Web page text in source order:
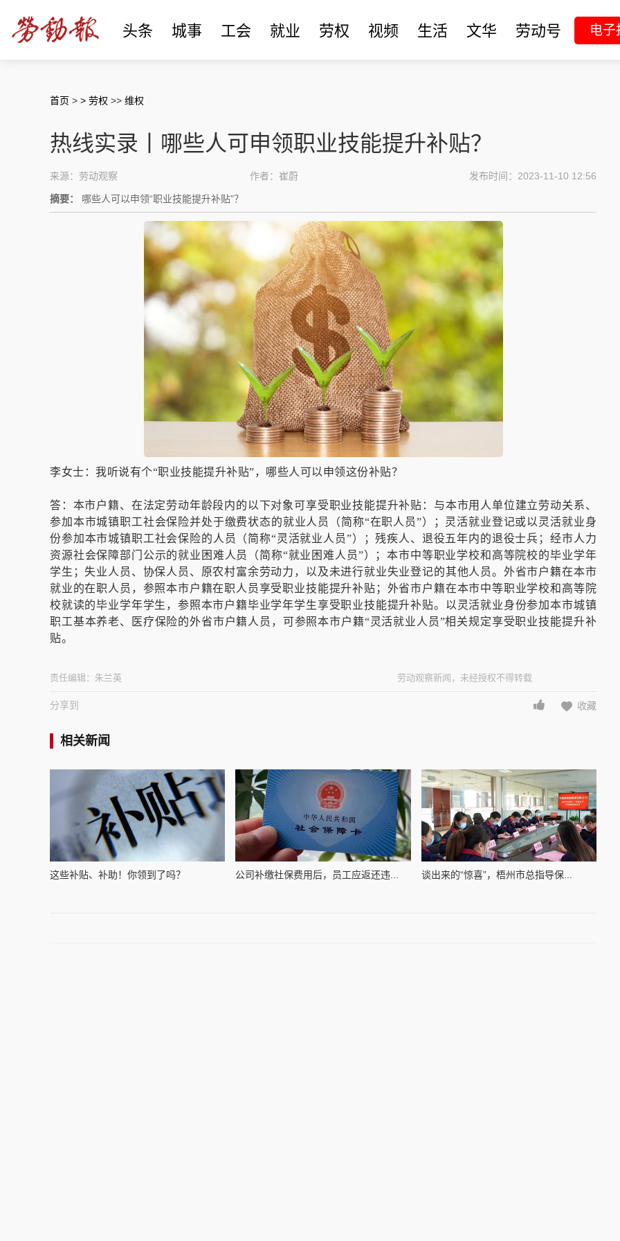
头条 城事 工会 就业 劳权 视频 生活 文华 劳动号 电子
首页 > > 劳权 >> 维权
热线实录丨哪些人可申领职业技能提升补贴？
来源：劳动观察 作者：崔蔚 发布时间：2023-11-10 12:56
摘要： 哪些人可以申领“职业技能提升补贴”？
李女士：我听说有个“职业技能提升补贴”，哪些人可以申领这份补贴？
答：本市户籍、在法定劳动年龄段内的以下对象可享受职业技能提升补贴：与本市用人单位建立劳动关系、
参加本市城镇职工社会保险并处于缴费状态的就业人员（简称“在职人员”）；灵活就业登记或以灵活就业身
份参加本市城镇职工社会保险的人员（简称“灵活就业人员”）；残疾人、退役五年内的退役士兵；经市人力
资源社会保障部门公示的就业困难人员（简称“就业困难人员”）；本市中等职业学校和高等院校的毕业学年
学生；失业人员、协保人员、原农村富余劳动力，以及未进行就业失业登记的其他人员。外省市户籍在本市
就业的在职人员，参照本市户籍在职人员享受职业技能提升补贴；外省市户籍在本市中等职业学校和高等院
校就读的毕业学年学生，参照本市户籍毕业学年学生享受职业技能提升补贴。以灵活就业身份参加本市城镇
职工基本养老、医疗保险的外省市户籍人员，可参照本市户籍“灵活就业人员”相关规定享受职业技能提升补
贴。
责任编辑： 朱兰英 劳动观察新闻，未经授权不得转载
分享到 收藏
相关新闻
这些补贴、补助！你领到了吗？ 公司补缴社保费用后，员工应返还违... 谈出来的“惊喜”，梧州市总指导保...